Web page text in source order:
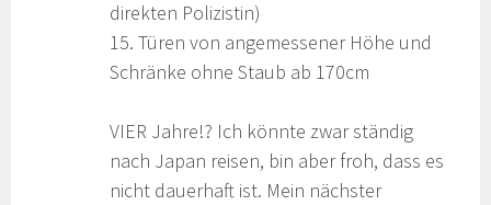
direkten Polizistin)
15. Türen von angemessener Höhe und
Schränke ohne Staub ab 170cm
VIER Jahre!? Ich könnte zwar ständig
nach Japan reisen, bin aber froh, dass es
nicht dauerhaft ist. Mein nächster